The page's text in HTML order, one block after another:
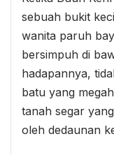
sebuah bukit
wanita paruh
bersimpuh di
hadapannya,
batu yang
tanah segar
oleh dedaunan